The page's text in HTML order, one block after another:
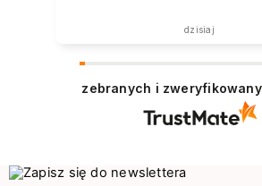
dzisiaj
zebranych i